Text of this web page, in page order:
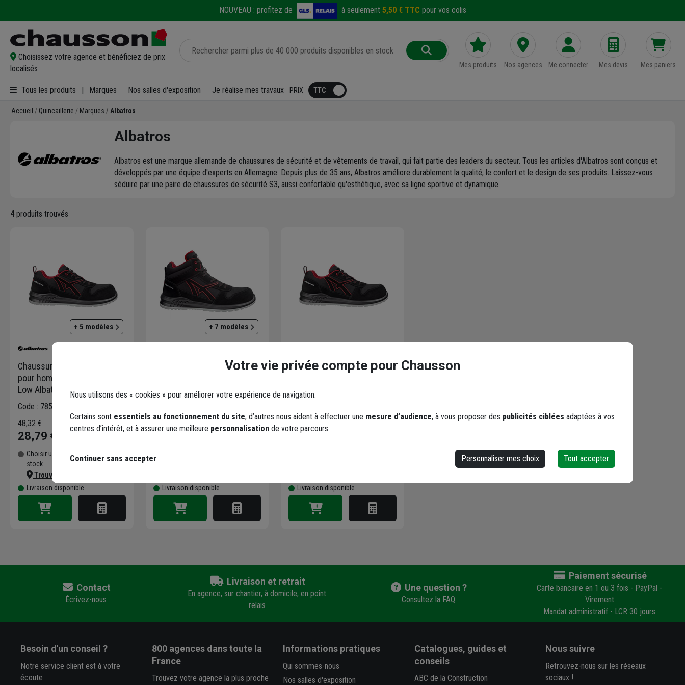
NOUVEAU : profitez de à seulement 5,50 € TTC pour vos colis
Choisissez votre agence et bénéficiez de prix
localisés
Mes produits Nos agences Me connecter Mes devis Mes paniers
Tous les produits Marques Nos salles d'exposition Je réalise mes travaux PRIX
Accueil Quincaillerie Marques Albatros
Albatros
Albatros est une marque allemande de chaussures de sécurité et de vêtements de travail, qui fait partie des leaders du secteur. Tous les articles d'Albatros sont conçus et
développés par une équipe d'experts en Allemagne. Depuis plus de 35 ans, Albatros améliore durablement la qualité, le confort et le design de ses produits. Laissez-vous
séduire par une paire de chaussures de sécurité S3, aussi confortable qu'esthétique, avec sa ligne sportive et dynamique.
4 produits trouvés
+ 5 modèles
Chaussure sécurité basse
pour hommes S3 SRC Clifton
Low Albatros - Noir et rouge
- Taille 37
Code : 785225-3
48,32 €
28,79 €
Choisir une agence pour vérifier le
stock
Trouver du stock en agence
Livraison disponible
+ 7 modèles
Chaussure sécurité mi-haute
Albatros - Noir et rouge -
Taille 36
Livraison disponible
Chaussure sécurité hommes
Taille 36
25,33 €
Livraison disponible
Contact
Écrivez-nous
Livraison et retrait
En agence, sur chantier, à domicile, en point
relais
Une question ?
Consultez la FAQ
Paiement sécurisé
Carte bancaire en 1 ou 3 fois - PayPal -
Virement
Mandat administratif - LCR 30 jours
Besoin d'un conseil ?
Notre service client est à votre
écoute
800 agencesdans toute la
France
Trouvez votre agence la plus proche
Informations pratiques
Qui sommes-nous
Nos salles d'exposition
Catalogues, guides et
conseils
ABC de la Construction
Nous suivre
Retrouvez-nous sur les réseaux
sociaux !
Votre vie privée compte pour Chausson
Nous utilisons des « cookies » pour améliorer votre expérience de navigation.
Certains sont essentiels au fonctionnement du site, d’autres nous aident à effectuer une mesure d’audience, à vous proposer des publicités ciblées adaptées à vos
centres d’intérêt, et à assurer une meilleure personnalisation de votre parcours.
Personnaliser mes choix Tout accepter
Continuer sans accepter